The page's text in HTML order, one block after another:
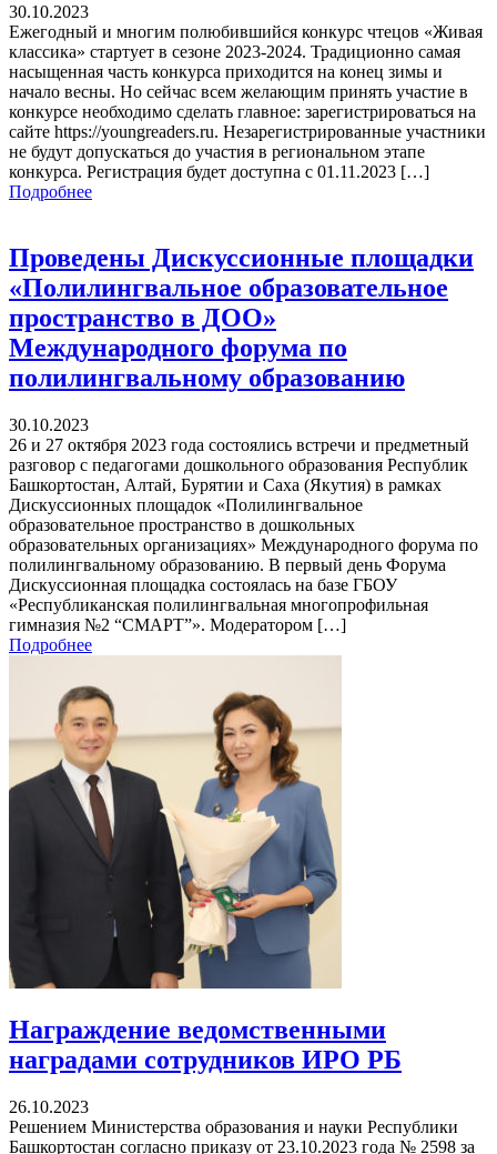
30.10.2023
Ежегодный и многим полюбившийся конкурс чтецов «Живая
классика» стартует в сезоне 2023-2024. Традиционно самая
насыщенная часть конкурса приходится на конец зимы и
начало весны. Но сейчас всем желающим принять участие в
конкурсе необходимо сделать главное: зарегистрироваться на
сайте https://youngreaders.ru. Незарегистрированные участники
не будут допускаться до участия в региональном этапе
конкурса. Регистрация будет доступна с 01.11.2023 […]
Подробнее
Проведены Дискуссионные площадки
«Полилингвальное образовательное
пространство в ДОО»
Международного форума по
полилингвальному образованию
30.10.2023
26 и 27 октября 2023 года состоялись встречи и предметный
разговор с педагогами дошкольного образования Республик
Башкортостан, Алтай, Бурятии и Саха (Якутия) в рамках
Дискуссионных площадок «Полилингвальное
образовательное пространство в дошкольных
образовательных организациях» Международного форума по
полилингвальному образованию. В первый день Форума
Дискуссионная площадка состоялась на базе ГБОУ
«Республиканская полилингвальная многопрофильная
гимназия №2 “СМАРТ”». Модератором […]
Подробнее
Награждение ведомственными
наградами сотрудников ИРО РБ
26.10.2023
Решением Министерства образования и науки Республики
Башкортостан согласно приказу от 23.10.2023 года № 2598 за